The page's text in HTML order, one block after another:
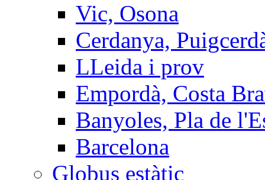
Vic, Osona
Cerdanya,
LLeida i prov
Empordà, Costa
Banyoles, Pla de
Barcelona
Globus estàtic